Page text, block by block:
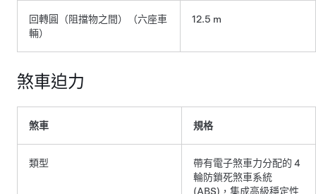
回轉圓（阻擋物之間）（六座車
輛）
12.5 m
煞車迫力
煞車 規格
類型
帶有電子煞車力分配的 4
輪防鎖死煞車系統
(ABS)，集成高級穩定性